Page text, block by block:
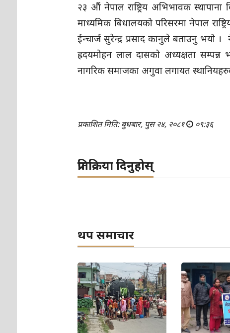
२३ औं नेपाल राष्ट्रिय अभिभावक
माध्यमिक बिधालयको परिसरमा नेपाल
ईन्चार्ज सुरेन्द्र प्रसाद कानुले बताउनु भयो
ह्रदयमोहन लाल दासको अध्यक्षता
नागरिक समाजका अगुवा लगायत
प्रकाशित मिति: बुधबार, पुस २४, २०८१ ०९:३६
प्रतिक्रिया दिनुहोस्
थप समाचार